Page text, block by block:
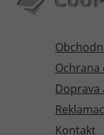
Doprava
Kontakt